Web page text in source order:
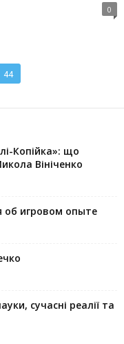
0
44
Копійка»: що
Вініченко
об игровом опыте
сучасні реалії та